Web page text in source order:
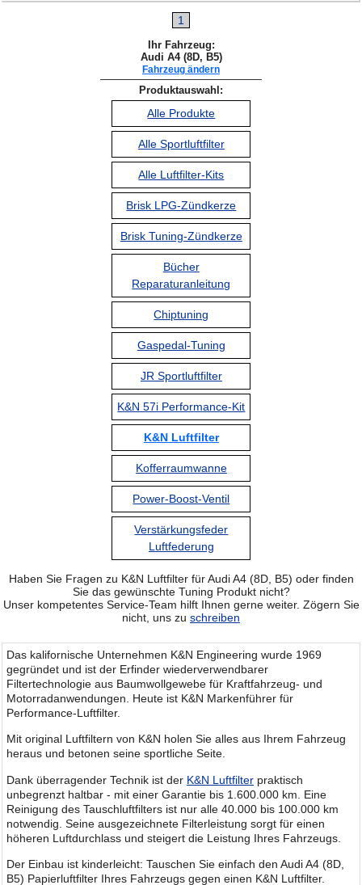
1
Ihr Fahrzeug:
Audi A4 (8D, B5)
Fahrzeug ändern
Produktauswahl:
Alle Produkte
Alle Sportluftfilter
Alle Luftfilter-Kits
Brisk LPG-Zündkerze
Brisk Tuning-Zündkerze
Bücher
Reparaturanleitung
Chiptuning
Gaspedal-Tuning
JR Sportluftfilter
K&N 57i Performance-Kit
K&N Luftfilter
Kofferraumwanne
Power-Boost-Ventil
Verstärkungsfeder
Luftfederung
Haben Sie Fragen zu K&N Luftfilter für Audi A4 (8D, B5) oder finden
Sie das gewünschte Tuning Produkt nicht?
Unser kompetentes Service-Team hilft Ihnen gerne weiter. Zögern Sie
nicht, uns zu schreiben
Das kalifornische Unternehmen K&N Engineering wurde 1969
gegründet und ist der Erfinder wiederverwendbarer
Filtertechnologie aus Baumwollgewebe für Kraftfahrzeug- und
Motorradanwendungen. Heute ist K&N Markenführer für
Performance-Luftfilter.
Mit original Luftfiltern von K&N holen Sie alles aus Ihrem Fahrzeug
heraus und betonen seine sportliche Seite.
Dank überragender Technik ist der K&N Luftfilter praktisch
unbegrenzt haltbar - mit einer Garantie bis 1.600.000 km. Eine
Reinigung des Tauschluftfilters ist nur alle 40.000 bis 100.000 km
notwendig. Seine ausgezeichnete Filterleistung sorgt für einen
höheren Luftdurchlass und steigert die Leistung Ihres Fahrzeugs.
Der Einbau ist kinderleicht: Tauschen Sie einfach den Audi A4 (8D,
B5) Papierluftfilter Ihres Fahrzeugs gegen einen K&N Luftfilter.